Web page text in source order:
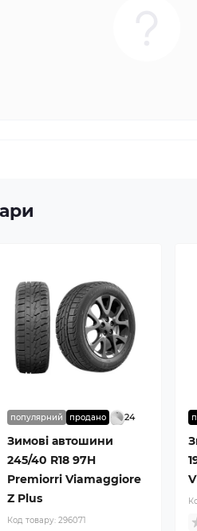
популярний продано 24
Зимові автошини
245/40 R18 97H
Premiorri Viamaggiore
Z Plus
Код товару:296071